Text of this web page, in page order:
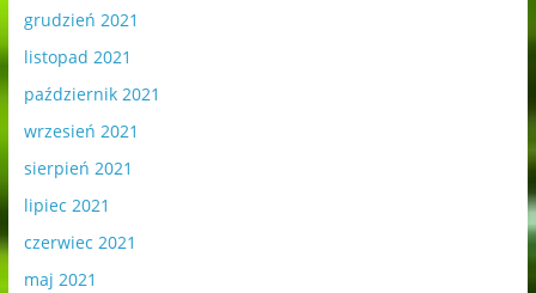
grudzień 2021
listopad 2021
październik 2021
wrzesień 2021
sierpień 2021
lipiec 2021
czerwiec 2021
maj 2021